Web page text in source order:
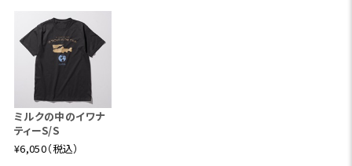
ミルクの中のイワナ
ティーS/S
¥6,050（税込）